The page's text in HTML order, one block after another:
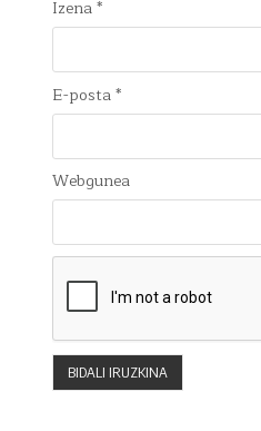
Izena*
E-posta*
Webgunea